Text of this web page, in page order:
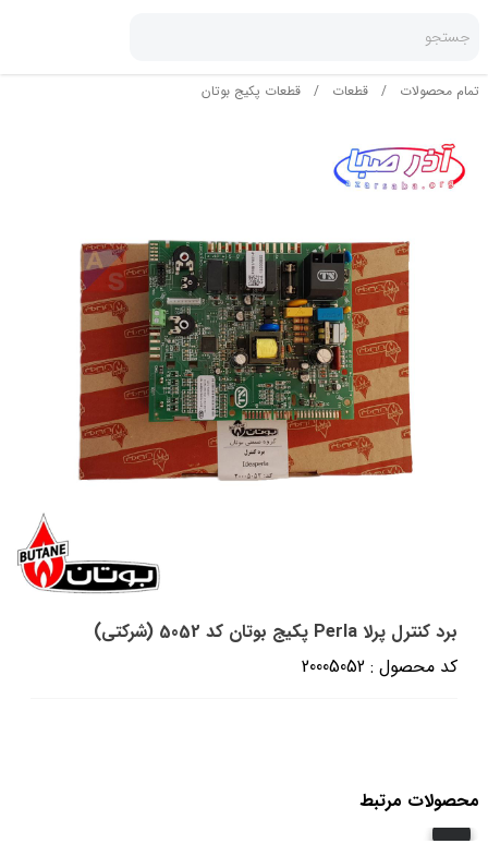
جستجو
تمام محصولات / قطعات / قطعات پکیج بوتان
برد کنترل پرلا Perla پکیج بوتان کد 5052 (شرکتی)
کد محصول : 20005052
محصولات مرتبط